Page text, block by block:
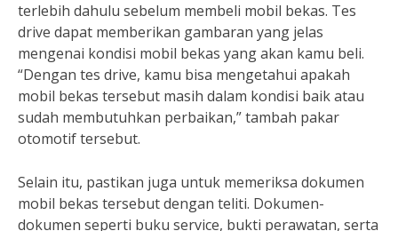
terlebih dahulu sebelum membeli mobil bekas. Tes
drive dapat memberikan gambaran yang jelas
mengenai kondisi mobil bekas yang akan kamu beli.
“Dengan tes drive, kamu bisa mengetahui apakah
mobil bekas tersebut masih dalam kondisi baik atau
sudah membutuhkan perbaikan,” tambah pakar
otomotif tersebut.
Selain itu, pastikan juga untuk memeriksa dokumen
mobil bekas tersebut dengan teliti. Dokumen-
dokumen seperti buku service, bukti perawatan, serta